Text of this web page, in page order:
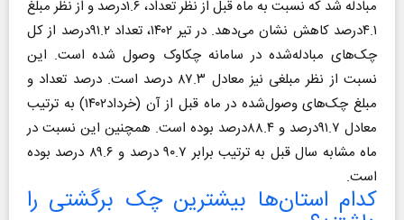
مبادله‌ شد که نسبت به ماه قبل از نظر تعداد، ۱.۶درصد و از نظر مبلغ
۴.۱درصد کاهش نشان می‌دهد. در تیر ۱۴۰۲، تعداد ۹۱.۲درصد از کل
چک‌های مبادله‌شده در سامانه چکاوک وصول شده است. این
نسبت از نظر مبلغی نیز معادل ۸۷.۳ درصد است. درصد تعداد و
مبلغ چک‌های وصول‌شده در ماه قبل از آن (خرداد۱۴۰۲) به ترتیب
معادل ۹۱.۷درصد و ۸۸.۴درصد بوده است. همچنین این نسبت در
ماه مشابه سال قبل به ترتیب برابر ۹۰.۷ درصد و ۸۹.۶ درصد بوده
است.
کدام استان‌ها بیشترین چک برگشتی را